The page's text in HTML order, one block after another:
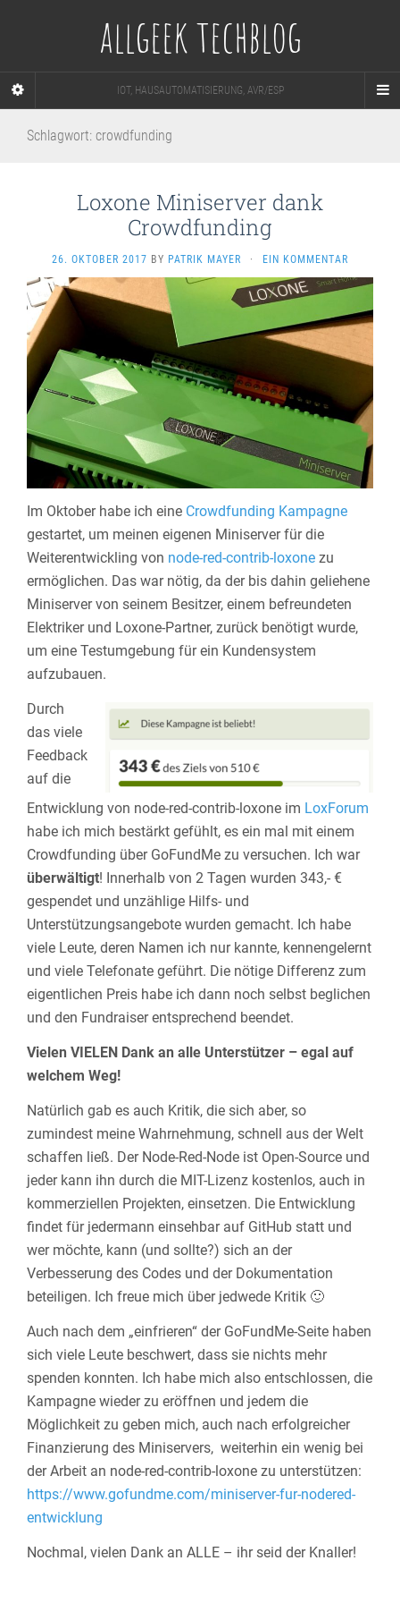
allgeek techblog
IOT, HAUSAUTOMATISIERUNG, AVR/ESP
Schlagwort: crowdfunding
Loxone Miniserver dank
Crowdfunding
26. OKTOBER 2017 BY PATRIK MAYER · EIN KOMMENTAR
Im Oktober habe ich eine Crowdfunding Kampagne
gestartet, um meinen eigenen Miniserver für die
Weiterentwickling von node-red-contrib-loxone zu
ermöglichen. Das war nötig, da der bis dahin geliehene
Miniserver von seinem Besitzer, einem befreundeten
Elektriker und Loxone-Partner, zurück benötigt wurde,
um eine Testumgebung für ein Kundensystem
aufzubauen.
Durch
das viele
Feedback
auf die
Entwicklung von node-red-contrib-loxone im LoxForum
habe ich mich bestärkt gefühlt, es ein mal mit einem
Crowdfunding über GoFundMe zu versuchen. Ich war
überwältigt! Innerhalb von 2 Tagen wurden 343,- €
gespendet und unzählige Hilfs- und
Unterstützungsangebote wurden gemacht. Ich habe
viele Leute, deren Namen ich nur kannte, kennengelernt
und viele Telefonate geführt. Die nötige Differenz zum
eigentlichen Preis habe ich dann noch selbst beglichen
und den Fundraiser entsprechend beendet.
Vielen VIELEN Dank an alle Unterstützer – egal auf
welchem Weg!
Natürlich gab es auch Kritik, die sich aber, so
zumindest meine Wahrnehmung, schnell aus der Welt
schaffen ließ. Der Node-Red-Node ist Open-Source und
jeder kann ihn durch die MIT-Lizenz kostenlos, auch in
kommerziellen Projekten, einsetzen. Die Entwicklung
findet für jedermann einsehbar auf GitHub statt und
wer möchte, kann (und sollte?) sich an der
Verbesserung des Codes und der Dokumentation
beteiligen. Ich freue mich über jedwede Kritik 🙂
Auch nach dem „einfrieren“ der GoFundMe-Seite haben
sich viele Leute beschwert, dass sie nichts mehr
spenden konnten. Ich habe mich also entschlossen, die
Kampagne wieder zu eröffnen und jedem die
Möglichkeit zu geben mich, auch nach erfolgreicher
Finanzierung des Miniservers, weiterhin ein wenig bei
der Arbeit an node-red-contrib-loxone zu unterstützen:
https://www.gofundme.com/miniserver-fur-nodered-
entwicklung
Nochmal, vielen Dank an ALLE – ihr seid der Knaller!